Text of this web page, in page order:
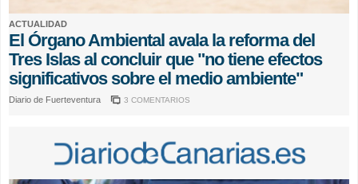
ACTUALIDAD
El Órgano Ambiental avala la reforma del
Tres Islas al concluir que "no tiene efectos
significativos sobre el medio ambiente"
Diario de Fuerteventura 3 COMENTARIOS